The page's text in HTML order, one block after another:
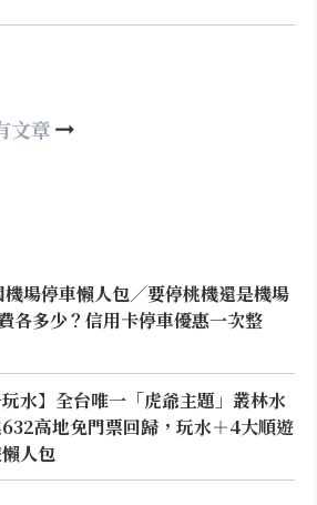
文章
場停車懶人包／要停桃機還是機場
各多少？信用卡停車優惠一次整
玩水】全台唯一「虎爺主題」叢林水
高地免門票回歸，玩水＋4大順遊
人包